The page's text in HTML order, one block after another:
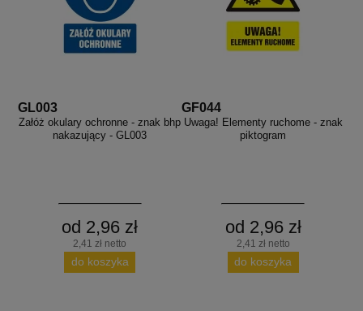
GL003
Załóż okulary ochronne - znak bhp
nakazujący - GL003
od 2,96 zł
2,41 zł netto
do koszyka
GF044
Uwaga! Elementy ruchome - znak
piktogram
od 2,96 zł
2,41 zł netto
do koszyka